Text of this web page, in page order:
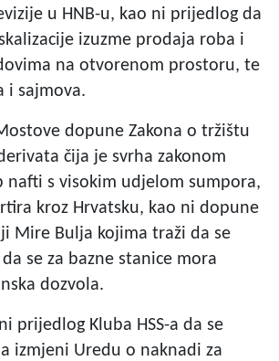
u HNB-u, kao ni prijedlog da
izuzme prodaja roba i
na otvorenom prostoru, te
i sajmova.
dopune Zakona o tržištu
čija je svrha zakonom
nafti s visokim udjelom sumpora,
kroz Hrvatsku, kao ni dopune
Mire Bulja kojima traži da se
se za bazne stanice mora
dozvola.
prijedlog Kluba HSS-a da se
izmjeni Uredu o naknadi za